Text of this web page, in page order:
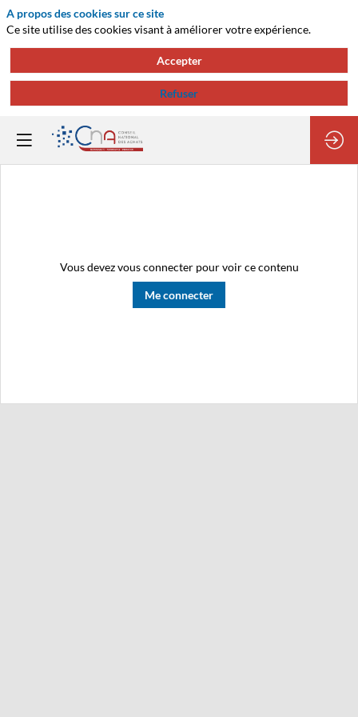
Vous devez vous connecter pour voir ce contenu
Me connecter
A propos des cookies sur ce site
Ce site utilise des cookies visant à améliorer votre expérience.
Accepter
Refuser